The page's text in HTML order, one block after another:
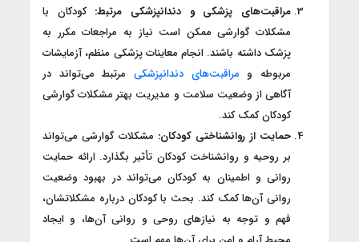
مراقبت‌های پزشکی و دندانپزشکی مرتبط: کودکان با
مشکلات گوارشی ممکن است نیاز به مراجعات مکرر به
پزشک داشته باشند. انجام معاینات پزشکی منظم، آزمایشات
مربوطه و مراقبت‌های دندانپزشکی مرتبط می‌تواند در
آگاهی از وضعیت سلامت و مدیریت بهتر مشکلات گوارشی
کودکان کمک کند.
حمایت از روانشناختی کودکان: مشکلات گوارشی می‌تواند
بر روحیه و روانشناخت کودکان تأثیر بگذارد. ارائه حمایت
روانی و اطمینان به کودکان می‌تواند در بهبود وضعیت
روانی آن‌ها کمک کند. بحث با کودکان درباره مشکلاتشان،
فهم و توجه به نیازهای روحی و روانی آن‌ها، و ایجاد